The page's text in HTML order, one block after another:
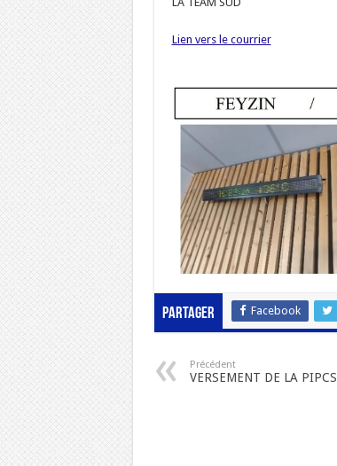
Lien vers le courrier
Partager Facebook
Précédent
VERSEMENT DE LA PIPCS